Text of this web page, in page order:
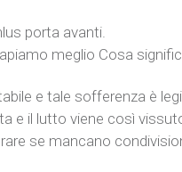
porta avanti.
meglio Cosa
e tale sofferenza è
e il lutto viene così
se mancano